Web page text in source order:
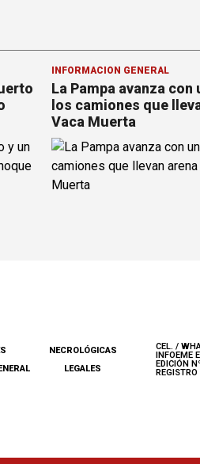
INFORMACION GENERAL
La Pampa avanza con
los camiones que
Vaca Muerta
NECROLÓGICAS
LEGALES
CEL. /
INFOEME
EDICIÓN